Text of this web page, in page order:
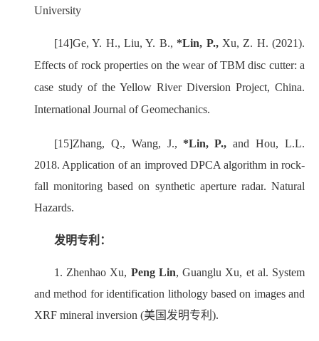
University
[14]Ge, Y. H., Liu, Y. B., *Lin, P.,Xu, Z. H. (2021).
Effects of rock properties on the wear of TBM disc cutter: a
case study of the Yellow River Diversion Project, China.
International Journal of Geomechanics.
[15]Zhang, Q., Wang, J., *Lin, P., and Hou, L.L.
2018. Application of an improved DPCA algorithm in rock-
fall monitoring based on synthetic aperture radar. Natural
Hazards.
发明专利：
1. Zhenhao Xu, Peng Lin, Guanglu Xu, et al. System
and method for identification lithology based on images and
XRF mineral inversion (美国发明专利 ).